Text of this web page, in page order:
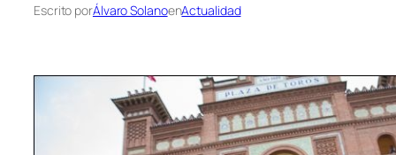
Escrito porÁlvaro SolanoenActualidad